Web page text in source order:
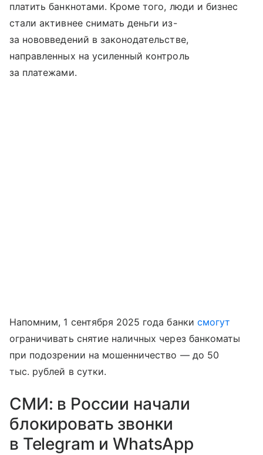
платить банкнотами. Кроме того, люди и бизнес
стали активнее снимать деньги из-
за нововведений в законодательстве,
направленных на усиленный контроль
за платежами.
Напомним, 1 сентября 2025 года банки смогут
ограничивать снятие наличных через банкоматы
при подозрении на мошенничество — до 50
тыс. рублей в сутки.
СМИ: в России начали
блокировать звонки
в Telegram и WhatsApp